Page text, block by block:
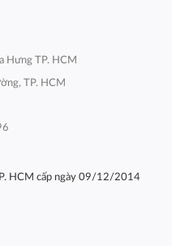
Hưng TP. HCM
TP. HCM
HCM cấp ngày 09/12/2014